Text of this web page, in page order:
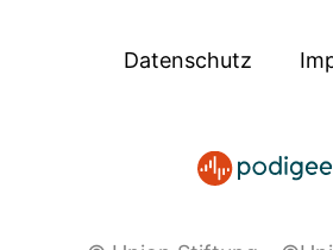
Datenschutz